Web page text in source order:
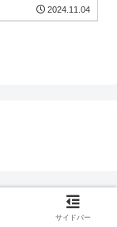
2024.11.04
サイドバー